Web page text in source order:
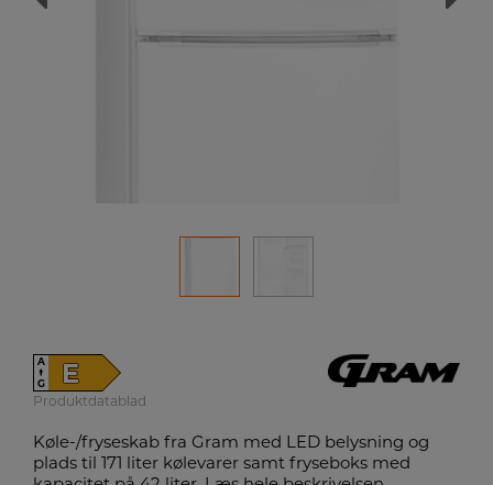
A
↑
G
E
Produktdatablad
Køle-/fryseskab fra Gram med LED belysning og
plads til 171 liter kølevarer samt fryseboks med